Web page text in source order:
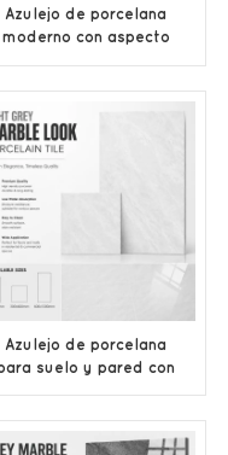
Azulejo de porcelana
moderno con aspecto
Azulejo de porcelana
suelo y pared con
fabricante chino